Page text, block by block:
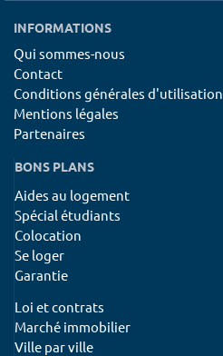
INFORMATIONS
Qui sommes-nous
Contact
Conditions générales d'utilisation
Mentions légales
Partenaires
BONS PLANS
Aides au logement
Spécial étudiants
Colocation
Se loger
Garantie
Loi et contrats
Marché immobilier
Ville par ville